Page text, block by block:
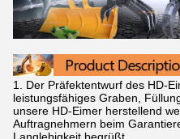
1. Der Präfektentwurf des HD-
leistungsfähiges Graben,
unsere HD-Eimer herstellend
Auftragnehmern beim